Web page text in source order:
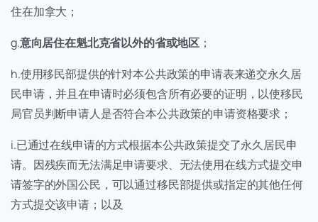
住在加拿大；
g.意向居住在魁北克省以外的省或地区 ；
h.使用移民部提供的针对本公共政策的申请表来递交永久居
民申请，并且在申请时必须包含所有必要的证明，以使移民
局官员判断申请人是否符合本公共政策的申请资格要求；
i.已通过在线申请的方式根据本公共政策提交了永久居民申
请。因残疾而无法满足申请要求、无法使用在线方式提交申
请签字的外国公民，可以通过移民部提供或指定的其他任何
方式提交该申请；以及